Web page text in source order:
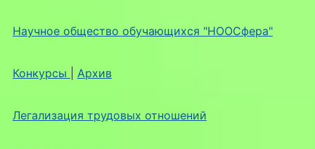
Научное общество обучающихся "НООСфера"
Конкурсы Архив
Легализация трудовых отношений